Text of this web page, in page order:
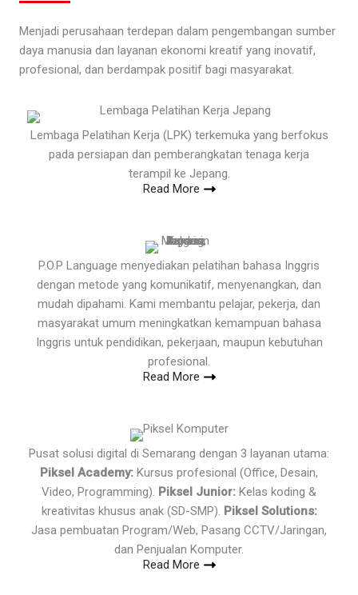
Menjadi perusahaan terdepan dalam pengembangan sumber
daya manusia dan layanan ekonomi kreatif yang inovatif,
profesional, dan berdampak positif bagi masyarakat.
Lembaga Pelatihan Kerja (LPK) terkemuka yang berfokus
pada persiapan dan pemberangkatan tenaga kerja
terampil ke Jepang.
Read More
P.O.P Language menyediakan pelatihan bahasa Inggris
dengan metode yang komunikatif, menyenangkan, dan
mudah dipahami. Kami membantu pelajar, pekerja, dan
masyarakat umum meningkatkan kemampuan bahasa
Inggris untuk pendidikan, pekerjaan, maupun kebutuhan
profesional.
Read More
Pusat solusi digital di Semarang dengan 3 layanan utama:
Piksel Academy: Kursus profesional (Office, Desain,
Video, Programming). Piksel Junior: Kelas koding &
kreativitas khusus anak (SD-SMP). Piksel Solutions:
Jasa pembuatan Program/Web, Pasang CCTV/Jaringan,
dan Penjualan Komputer.
Read More